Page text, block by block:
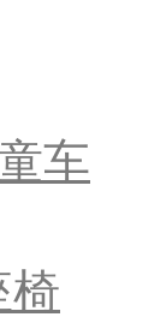
车
椅